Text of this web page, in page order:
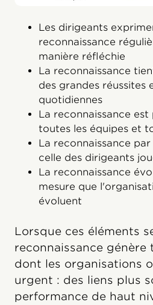
Les dirigeants
reconnaissance
manière réfléchie
La reconnaissance
des grandes réussites
quotidiennes
La reconnaissance
toutes les équipes et
La reconnaissance
celle des dirigeants
La reconnaissance
mesure que
évoluent
Lorsque ces éléments
reconnaissance génère
dont les organisations
urgent : des liens plus
performance de haut